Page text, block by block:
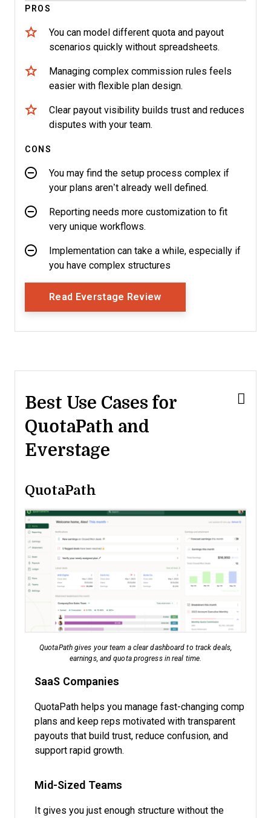
PROS
You can model different quota and payout
scenarios quickly without spreadsheets.
Managing complex commission rules feels
easier with flexible plan design.
Clear payout visibility builds trust and reduces
disputes with your team.
CONS
You may find the setup process complex if
your plans aren’t already well defined.
Reporting needs more customization to fit
very unique workflows.
Implementation can take a while, especially if
you have complex structures
Read Everstage ReviewOpens New Window
Best Use Cases for
QuotaPath and
Everstage
QuotaPath
QuotaPath gives your team a clear dashboard to track deals,
earnings, and quota progress in real time.
SaaS Companies
QuotaPath helps you manage fast-changing comp
plans and keep reps motivated with transparent
payouts that build trust, reduce confusion, and
support rapid growth.
Mid-Sized Teams
It gives you just enough structure without the